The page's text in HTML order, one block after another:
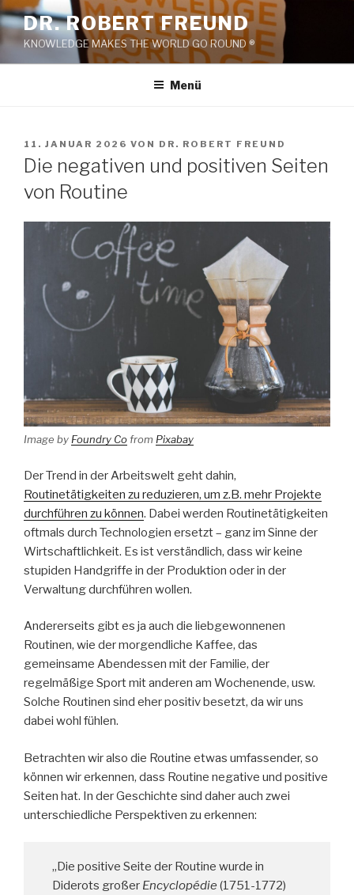
Zum
Inhalt
springen
DR. ROBERT FREUND
KNOWLEDGE MAKES THE WORLD GO ROUND ®
Menü
VERÖFFENTLICHT
AM
11. JANUAR 2026 VON DR. ROBERT FREUND
Die negativen und positiven Seiten
von Routine
Image by Foundry Cofrom Pixabay
Der Trend in der Arbeitswelt geht dahin,
Routinetätigkeiten zu reduzieren, um z.B. mehr Projekte
durchführen zu können. Dabei werden Routinetätigkeiten
oftmals durch Technologien ersetzt – ganz im Sinne der
Wirtschaftlichkeit. Es ist verständlich, dass wir keine
stupiden Handgriffe in der Produktion oder in der
Verwaltung durchführen wollen.
Andererseits gibt es ja auch die liebgewonnenen
Routinen, wie der morgendliche Kaffee, das
gemeinsame Abendessen mit der Familie, der
regelmäßige Sport mit anderen am Wochenende, usw.
Solche Routinen sind eher positiv besetzt, da wir uns
dabei wohl fühlen.
Betrachten wir also die Routine etwas umfassender, so
können wir erkennen, dass Routine negative und positive
Seiten hat. In der Geschichte sind daher auch zwei
unterschiedliche Perspektiven zu erkennen:
„Die positive Seite der Routine wurde in
Diderots großer Encyclopédie (1751-1772)